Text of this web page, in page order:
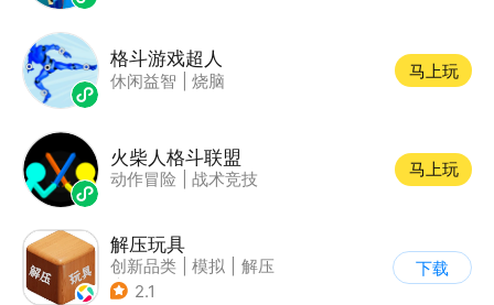
格斗游戏超人
休闲益智 烧脑
马上玩
火柴人格斗联盟
动作冒险 战术竞技
马上玩
解压玩具
创新品类 模拟
解压
| 卡通
2.1
下载